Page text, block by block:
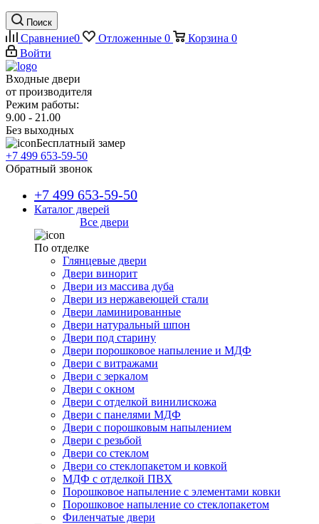
Поиск
Сравнение0 Отложенные 0 Корзина 0
Войти
Входные двери
от производителя
Режим работы:
9.00 - 21.00
Без выходных
Бесплатный замер
+7 499 653-59-50
Обратный звонок
+7 499 653-59-50
Каталог дверей
Все двери
По отделке
Глянцевые двери
Двери винорит
Двери из массива дуба
Двери из нержавеющей стали
Двери ламинированные
Двери натуральный шпон
Двери под старину
Двери порошковое напыление и МДФ
Двери с витражами
Двери с зеркалом
Двери с окном
Двери с отделкой винилискожа
Двери с панелями МДФ
Двери с порошковым напылением
Двери с резьбой
Двери со стеклом
Двери со стеклопакетом и ковкой
МДФ с отделкой ПВХ
Порошковое напыление с элементами ковки
Порошковое напыление со стеклопакетом
Филенчатые двери